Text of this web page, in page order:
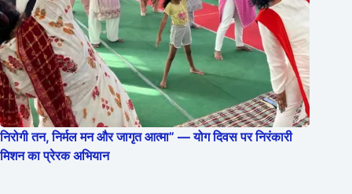
निरोगी तन, निर्मल मन और जागृत आत्मा” — योग दिवस पर निरंकारी
मिशन का प्रेरक अभियान